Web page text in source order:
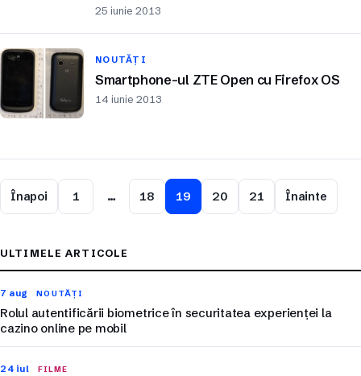
25 iunie 2013
NOUTĂȚI
Smartphone-ul ZTE Open cu Firefox OS
14 iunie 2013
Înapoi 1 … 18 19 20 21 Înainte
ULTIMELE ARTICOLE
7 aug NOUTĂȚI
Rolul autentificării biometrice în securitatea experienței la
cazino online pe mobil
24 iul FILME